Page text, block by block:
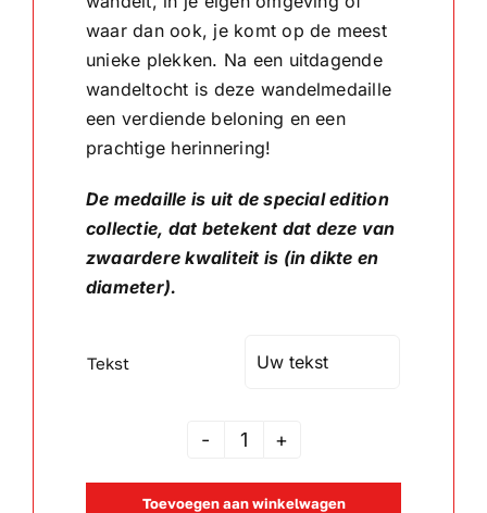
Wandborden
Crystal/glas
Aanbiedingen
waar dan ook, je komt op de meest
unieke plekken. Na een uitdagende
wandeltocht is deze wandelmedaille
een verdiende beloning en een
prachtige herinnering!
De medaille is uit de special edition
collectie, dat betekent dat deze van
zwaardere kwaliteit is (in dikte en
diameter).
Tekst
Wandelmedaille
aantal
Toevoegen aan winkelwagen